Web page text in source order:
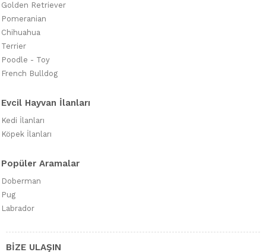
Golden Retriever
Pomeranian
Chihuahua
Terrier
Poodle - Toy
French Bulldog
Evcil Hayvan İlanları
Kedi İlanları
Köpek İlanları
Popüler Aramalar
Doberman
Pug
Labrador
BİZE ULAŞIN